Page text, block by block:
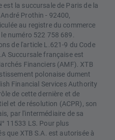
est la succursale de Paris de la
Prothin - 92400,
au registre du commerce
numéro 522 758 689.
de l'article L.621-9 du Code
Succursale française est
Financiers (AMF). XTB
polonaise dument
Financial Services Authority
de cette dernière et de
et de résolution (ACPR), son
par l'intermédiaire de sa
11533 LS. Pour plus
que XTB S.A. est autorisée à